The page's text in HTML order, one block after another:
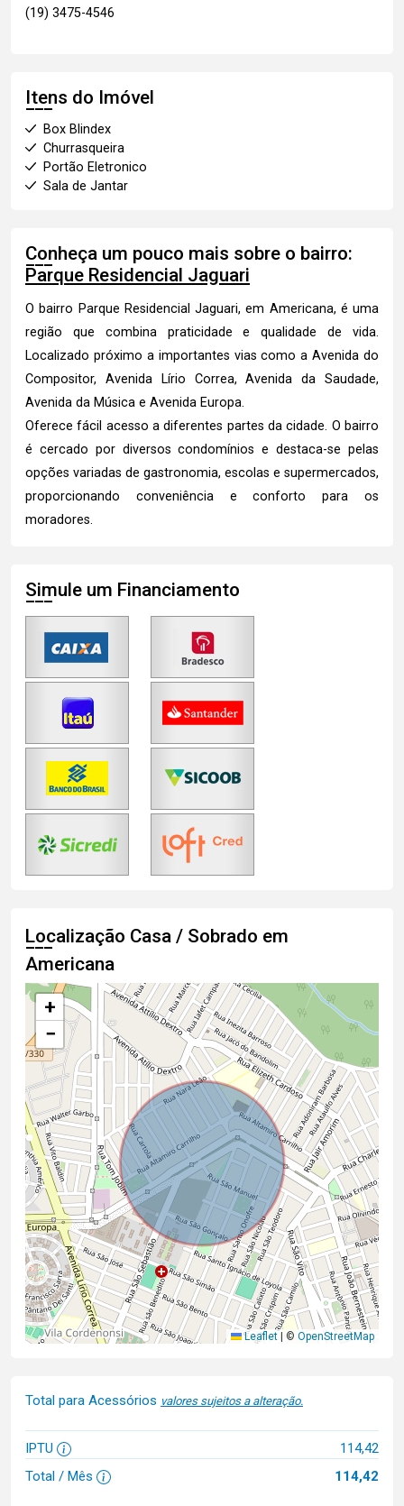
(19) 3475-4546
Itens do Imóvel
Box Blindex
Churrasqueira
Portão Eletronico
Sala de Jantar
Conheça um pouco mais sobre o bairro:
Parque Residencial Jaguari
O bairro Parque Residencial Jaguari, em Americana, é uma
região que combina praticidade e qualidade de vida.
Localizado próximo a importantes vias como a Avenida do
Compositor, Avenida Lírio Correa, Avenida da Saudade,
Avenida da Música e Avenida Europa.
Oferece fácil acesso a diferentes partes da cidade. O bairro
é cercado por diversos condomínios e destaca-se pelas
opções variadas de gastronomia, escolas e supermercados,
proporcionando conveniência e conforto para os
moradores.
Simule um Financiamento
Localização Casa / Sobrado em
Americana
+
−
Leaflet | © OpenStreetMap
Total para Acessórios valores sujeitos a alteração.
IPTU
114,42
Total / Mês
114,42